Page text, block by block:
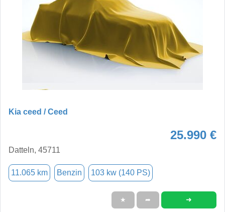
Kia ceed / Ceed
25.990 €
Datteln, 45711
11.065 km Benzin 103 kw (140 PS)
★ ➦ ➜